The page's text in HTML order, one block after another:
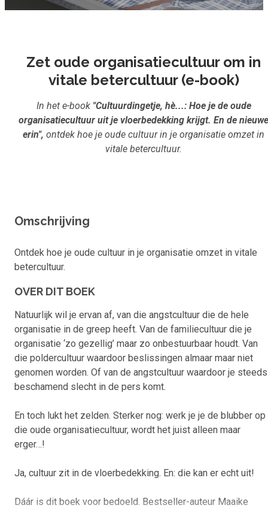
Aanmelden
Zet oude organisatiecultuur om in
vitale betercultuur (e-book)
In het e-book"Cultuurdingetje, hè...: Hoe je de oude
organisatiecultuur uit je vloerbedekking krijgt. En de nieuwe
erin", ontdek hoe je oude cultuur in je organisatie omzet in
vitale betercultuur.
Omschrijving
Ontdek hoe je oude cultuur in je organisatie omzet in vitale
betercultuur.
OVER DIT BOEK
Natuurlijk wil je ervan af, van die angstcultuur die de hele
organisatie in de greep heeft. Van de familiecultuur die je
organisatie ‘zo gezellig’ maar zo onbestuurbaar houdt. Van
die poldercultuur waardoor beslissingen almaar maar niet
genomen worden. Of van de angstcultuur waardoor je steeds
beschamend slecht in de pers komt.
En toch lukt het zelden. Sterker nog: werk je je de blubber op
die oude organisatiecultuur, wordt het juist alleen maar
erger…!
Ja, cultuur zit in de vloerbedekking. En: die kan er echt uit!
Dáár is dit boek voor bedoeld. Bestseller-auteur Maaike